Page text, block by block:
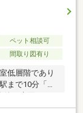
京駅 歩8分
グ茶が崎店
ョンおすす
ボックス完備
ペット相談可
間取り図有り
低層階であり
まで10分「大
ェンド琵琶湖